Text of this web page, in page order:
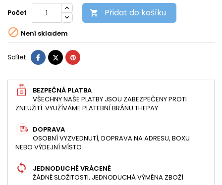
Počet  Přidat do košíku
 Není skladem
Sdílet SdíletTweetPinterest
BEZPEČNÁ PLATBA
VŠECHNY NAŠE PLATBY JSOU ZABEZPEČENY PROTI
ZNEUŽITÍ. VYUŽÍVÁME PLATEBNÍ BRÁNU THEPAY
DOPRAVA
OSOBNÍ VYZVEDNUTÍ, DOPRAVA NA ADRESU, BOXU
NEBO VÝDEJNÍ MÍSTO
JEDNODUCHÉ VRÁCENÉ
ŽÁDNÉ SLOŽITOSTI, JEDNODUCHÁ VÝMĚNA ZBOŽÍ